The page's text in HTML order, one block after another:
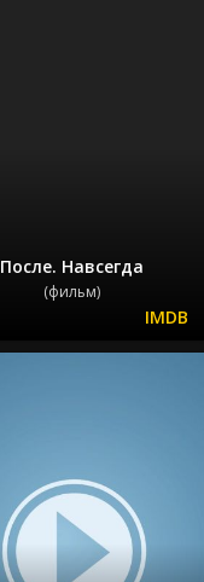
После. Навсегда
(фильм)